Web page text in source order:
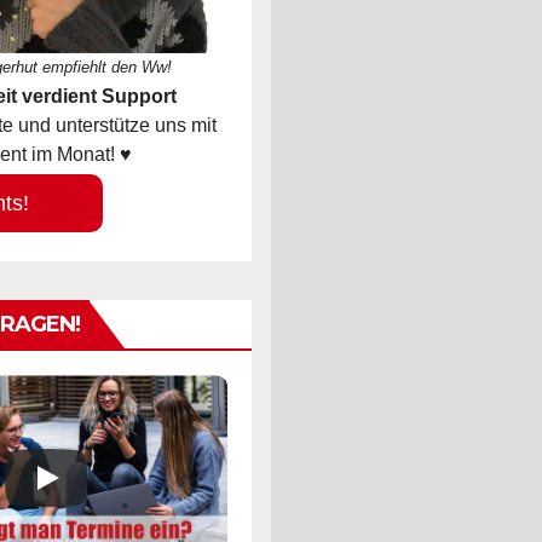
empfiehlt den Ww!
verdient Support
und unterstütze uns mit
im Monat! ♥